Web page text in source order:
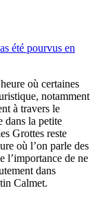
été pourvus en
où certaines
notamment
à travers le
dans la petite
Grottes reste
où l’on parle des
l’importance de ne
dans
Calmet.